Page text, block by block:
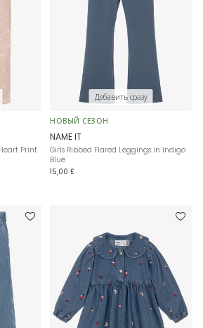
Print
Добавить сразу
НОВЫЙ СЕЗОН
NAME IT
Girls Ribbed Flared Leggings in Indigo
Blue
15,00 £